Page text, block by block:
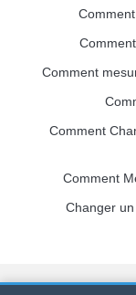
Comment
Comment
Comment
Changer